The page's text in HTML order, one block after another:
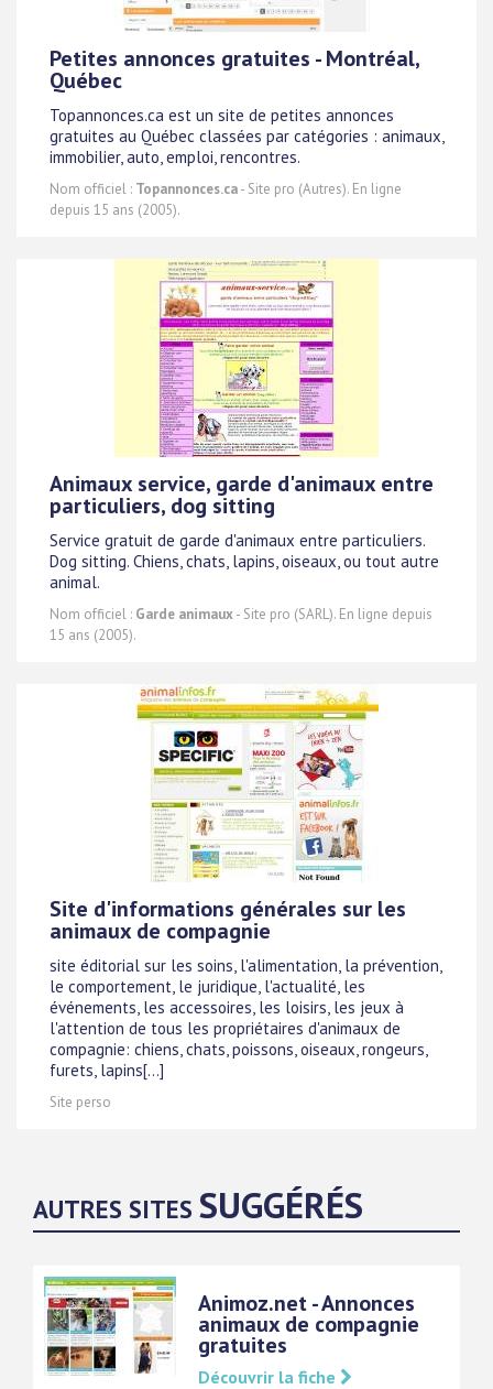
Petites annonces gratuites - Montréal,
Québec
Topannonces.ca est un site de petites annonces
gratuites au Québec classées par catégories : animaux,
immobilier, auto, emploi, rencontres.
Nom officiel : Topannonces.ca- Site pro (Autres). En ligne
depuis 15 ans (2005).
Animaux service, garde d'animaux entre
particuliers, dog sitting
Service gratuit de garde d'animaux entre particuliers.
Dog sitting. Chiens, chats, lapins, oiseaux, ou tout autre
animal.
Nom officiel : Garde animaux- Site pro (SARL). En ligne depuis
15 ans (2005).
Site d'informations générales sur les
animaux de compagnie
site éditorial sur les soins, l'alimentation, la prévention,
le comportement, le juridique, l'actualité, les
événements, les accessoires, les loisirs, les jeux à
l'attention de tous les propriétaires d'animaux de
compagnie: chiens, chats, poissons, oiseaux, rongeurs,
furets, lapins[...]
Site perso
AUTRES SITES SUGGÉRÉS
Animoz.net - Annonces
animaux de compagnie
gratuites
Découvrir la fiche